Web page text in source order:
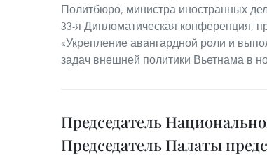
Политбюро, министра иностранных
33-я Дипломатическая конференция,
«Укрепление авангардной роли и
задач внешней политики Вьетнама в
Председатель
Председатель Палаты